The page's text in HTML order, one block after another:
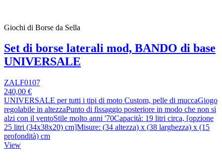
Giochi di Borse da Sella
Set di borse laterali mod, BANDO di base
UNIVERSALE
ZALF0107
240,00 €
UNIVERSALE per tutti i tipi di moto Custom, pelle di muccaGiogo
regolabile in altezzaPunto di fissaggio posteriore in modo che non si
alzi con il ventoStile molto anni '70Capacità: 19 litri circa, [opzione
25 litri (34x38x20) cm]Misure: (34 altezza) x (38 larghezza) x (15
profondità) cm
View